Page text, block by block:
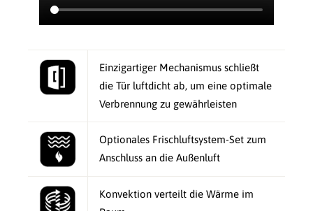
Einzigartiger Mechanismus schließt
die Tür luftdicht ab, um eine optimale
Verbrennung zu gewährleisten
Optionales Frischluftsystem-Set zum
Anschluss an die Außenluft
Konvektion verteilt die Wärme im